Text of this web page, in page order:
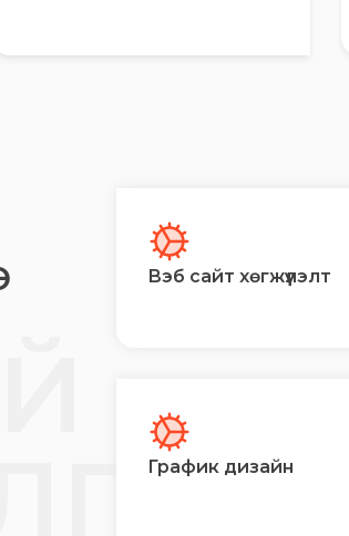
Вэб сайт хөгжүүлэлт
График дизайн